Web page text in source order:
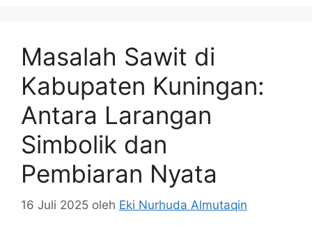
Masalah Sawit di
Kabupaten Kuningan:
Antara Larangan
Simbolik dan
Pembiaran Nyata
16 Juli 2025 oleh Eki Nurhuda Almutaqin